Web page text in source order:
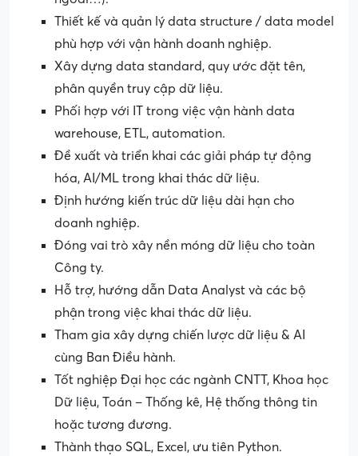
Thiết kế và quản lý data structure / data model
phù hợp với vận hành doanh nghiệp.
Xây dựng data standard, quy ước đặt tên,
phân quyền truy cập dữ liệu.
Phối hợp với IT trong việc vận hành data
warehouse, ETL, automation.
Đề xuất và triển khai các giải pháp tự động
hóa, AI/ML trong khai thác dữ liệu.
Định hướng kiến trúc dữ liệu dài hạn cho
doanh nghiệp.
Đóng vai trò xây nền móng dữ liệu cho toàn
Công ty.
Hỗ trợ, hướng dẫn Data Analyst và các bộ
phận trong việc khai thác dữ liệu.
Tham gia xây dựng chiến lược dữ liệu & AI
cùng Ban Điều hành.
Tốt nghiệp Đại học các ngành CNTT, Khoa học
Dữ liệu, Toán – Thống kê, Hệ thống thông tin
hoặc tương đương.
Thành thạo SQL, Excel, ưu tiên Python.